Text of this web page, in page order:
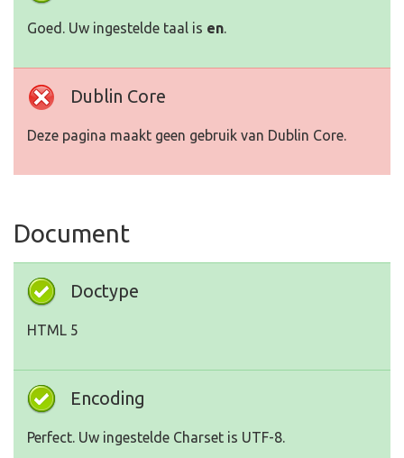
Goed. Uw ingestelde taal is en.
Dublin Core
Deze pagina maakt geen gebruik van Dublin Core.
Document
Doctype
HTML 5
Encoding
Perfect. Uw ingestelde Charset is UTF-8.